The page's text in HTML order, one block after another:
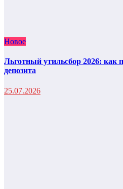
Новое
Льготный утильсбор 2026: как
депозита
25.07.2026